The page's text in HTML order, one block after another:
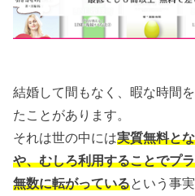
結婚して間もなく、暇な時間
たことがあります。
それは世の中には実質無料と
や、むしろ利用することでプ
無数に転がっているという事実